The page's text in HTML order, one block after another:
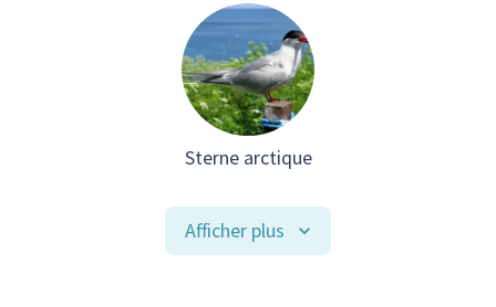
Sterne arctique
Afficher plus